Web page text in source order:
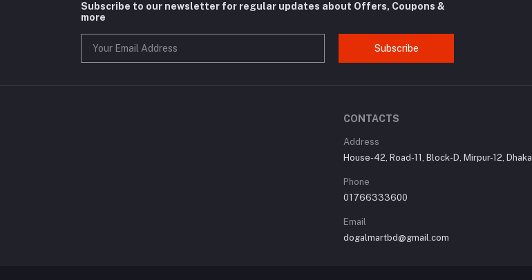
Subscribe to our newsletter for regular updates about Offers, Coupons &
more
Subscribe
CONTACTS
Address
House-42, Road-11, Block-D, Mirpur-12, Dhaka
Phone
01766333600
Email
dogalmartbd@gmail.com